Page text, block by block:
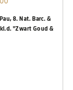
8. Nat. Barc. &
"Zwart Goud &